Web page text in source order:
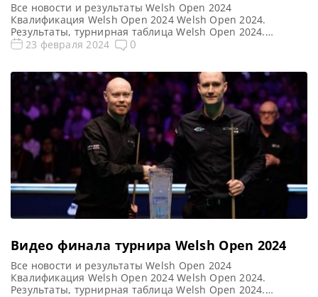
Все новости и результаты Welsh Open 2024
Квалификация Welsh Open 2024 Welsh Open 2024.
Результаты, турнирная таблица Welsh Open 2024.
Расписание трансляций Голосования и опросы Welsh
Welsh Open 2024) Поделиться с друзьями:
23 февраля 2024 0
Видео финала турнира Welsh Open 2024
Все новости и результаты Welsh Open 2024
Квалификация Welsh Open 2024 Welsh Open 2024.
Результаты, турнирная таблица Welsh Open 2024.